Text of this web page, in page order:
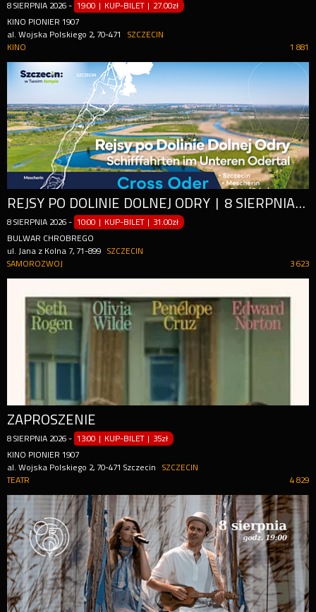
8 SIERPNIA 2026 - 19:00 | KUP-BILET | 27.00zł
KINO PIONIER 1907
al. Wojska Polskiego 2, 70-471
SZCZECIN
1 881
KINO
REJSY PO DOLINIE DOLNEJ ODRY | 8 SIERPNIA 2026 (SOBOTA) / 8. AUGUST 2026 (SAMSTAG)
8 SIERPNIA 2026 - 10:00 | KUP-BILET | 31.00zł
BULWAR CHROBREGO
ul. Jana z Kolna 7, 71-899
SZCZECIN
3 623
SAMOROZWOJ
ZAPROSZENIE
8 SIERPNIA 2026 - 13:00 | KUP-BILET | 35zł
KINO PIONIER 1907
al. Wojska Polskiego 2, 70-471 Szczecin
SZCZECIN
4 829
TEATR